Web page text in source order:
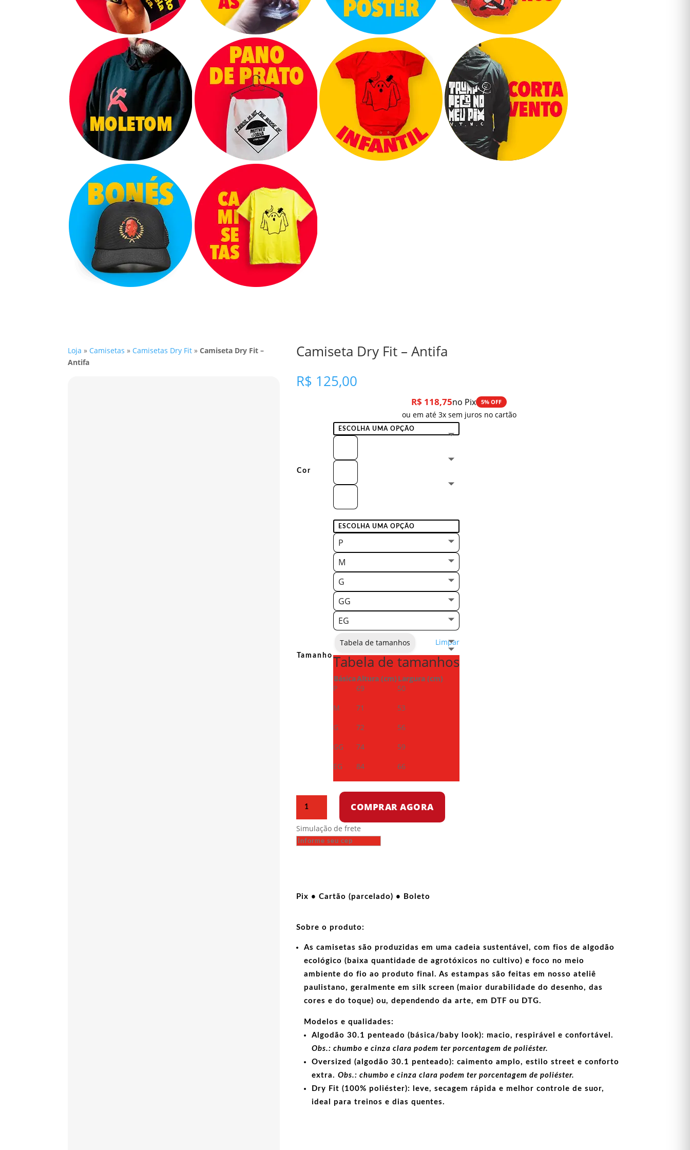
Loja » Camisetas » Camisetas Dry Fit » Camiseta Dry Fit –
Antifa
Camiseta Dry Fit – Antifa
R$ 125,00
R$ 118,75no Pix 5% OFF
ou em até 3x sem juros no cartão
Cor
Tamanho
P
M
G
GG
EG
Limpar
Tabela de tamanhos
Tabela de tamanhos
BásicaAltura (cm) Largura (cm)
P
69
50
M
71
53
G
72
56
GG
74
59
EG
84 66
Fit
-
Antifa
COMPRAR AGORA
Simulação de frete
Pix • Cartão (parcelado) • Boleto
Sobre o produto:
As camisetas são produzidas em uma cadeia sustentável, com fios de algodão
ecológico (baixa quantidade de agrotóxicos no cultivo) e foco no meio
ambiente do fio ao produto final. As estampas são feitas em nosso ateliê
paulistano, geralmente em silk screen (maior durabilidade do desenho, das
cores e do toque) ou, dependendo da arte, em
DTF ou DTG.
Modelos e qualidades:
Algodão 30.1 penteado (básica/baby look): macio, respirável e confortável.
Obs.: chumbo e cinza clara podem ter porcentagem de poliéster.
Oversized (algodão 30.1 penteado): caimento amplo, estilo street e conforto
extra. Obs.: chumbo e cinza clara podem ter porcentagem de poliéster.
Dry Fit (100% poliéster):
leve, secagem rápida e melhor controle de suor,
ideal para treinos e dias quentes.